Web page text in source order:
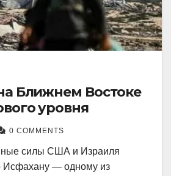
Ближнем Востоке
уровня
0 COMMENTS
силы США и Израиля
Исфахану — одному из